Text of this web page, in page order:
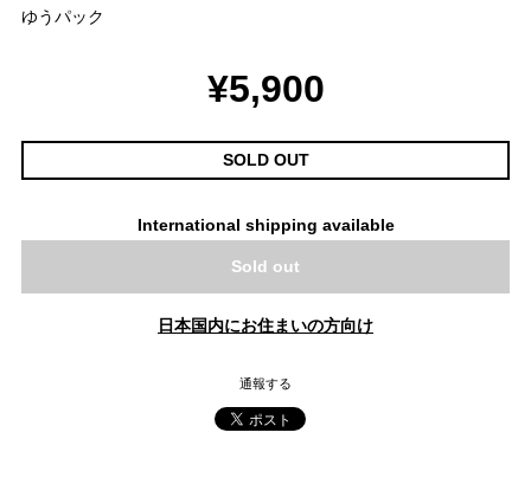
ゆうパック
¥5,900
SOLD OUT
International shipping available
Sold out
日本国内にお住まいの方向け
通報する